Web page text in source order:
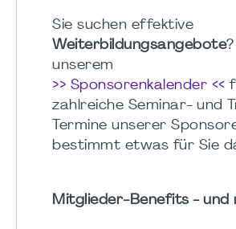
Sie suchen effektive
Weiterbildungsangebote
unserem
>> Sponsorenkalender <<
zahlreiche Seminar- und
Termine unserer
bestimmt etwas für Sie
Mitglieder-Benefits - und